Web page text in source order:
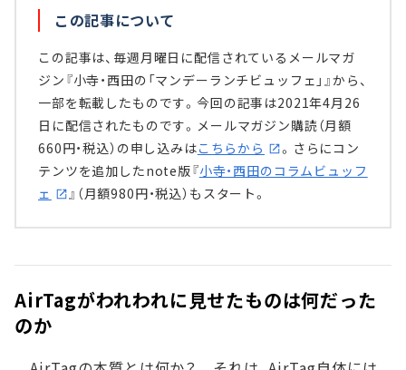
この記事について
この記事は、毎週月曜日に配信されているメールマガ
ジン『小寺・西田の「マンデーランチビュッフェ」』から、
一部を転載したものです。今回の記事は2021年4月26
日に配信されたものです。メールマガジン購読（月額
660円・税込）の申し込みはこちらから
。さらにコン
テンツを追加したnote版『小寺・西田のコラムビュッフ
ェ
』（月額980円・税込）もスタート。
AirTagがわれわれに見せたものは何だった
のか